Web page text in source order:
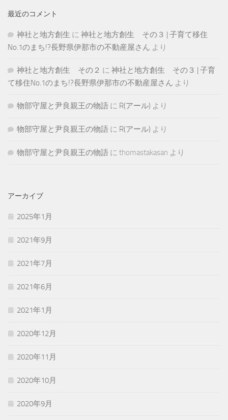
最近のコメント
神社と地方創生 に 神社と地方創生 その３ | 子育て移住
No.1のまち!?長野県伊那市の不動産屋さん より
神社と地方創生 その２ に 神社と地方創生 その３ | 子育
て移住No.1のまち!?長野県伊那市の不動産屋さん より
物部守屋と尹良親王の物語 に R(アール) より
物部守屋と尹良親王の物語 に R(アール) より
物部守屋と尹良親王の物語 に thomastakasan より
アーカイブ
2025年1月
2021年9月
2021年7月
2021年6月
2021年1月
2020年12月
2020年11月
2020年10月
2020年9月